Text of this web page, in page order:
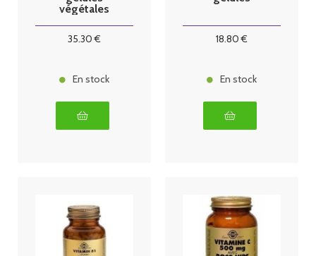
végétales
35.30 €
En stock
18.80 €
En stock